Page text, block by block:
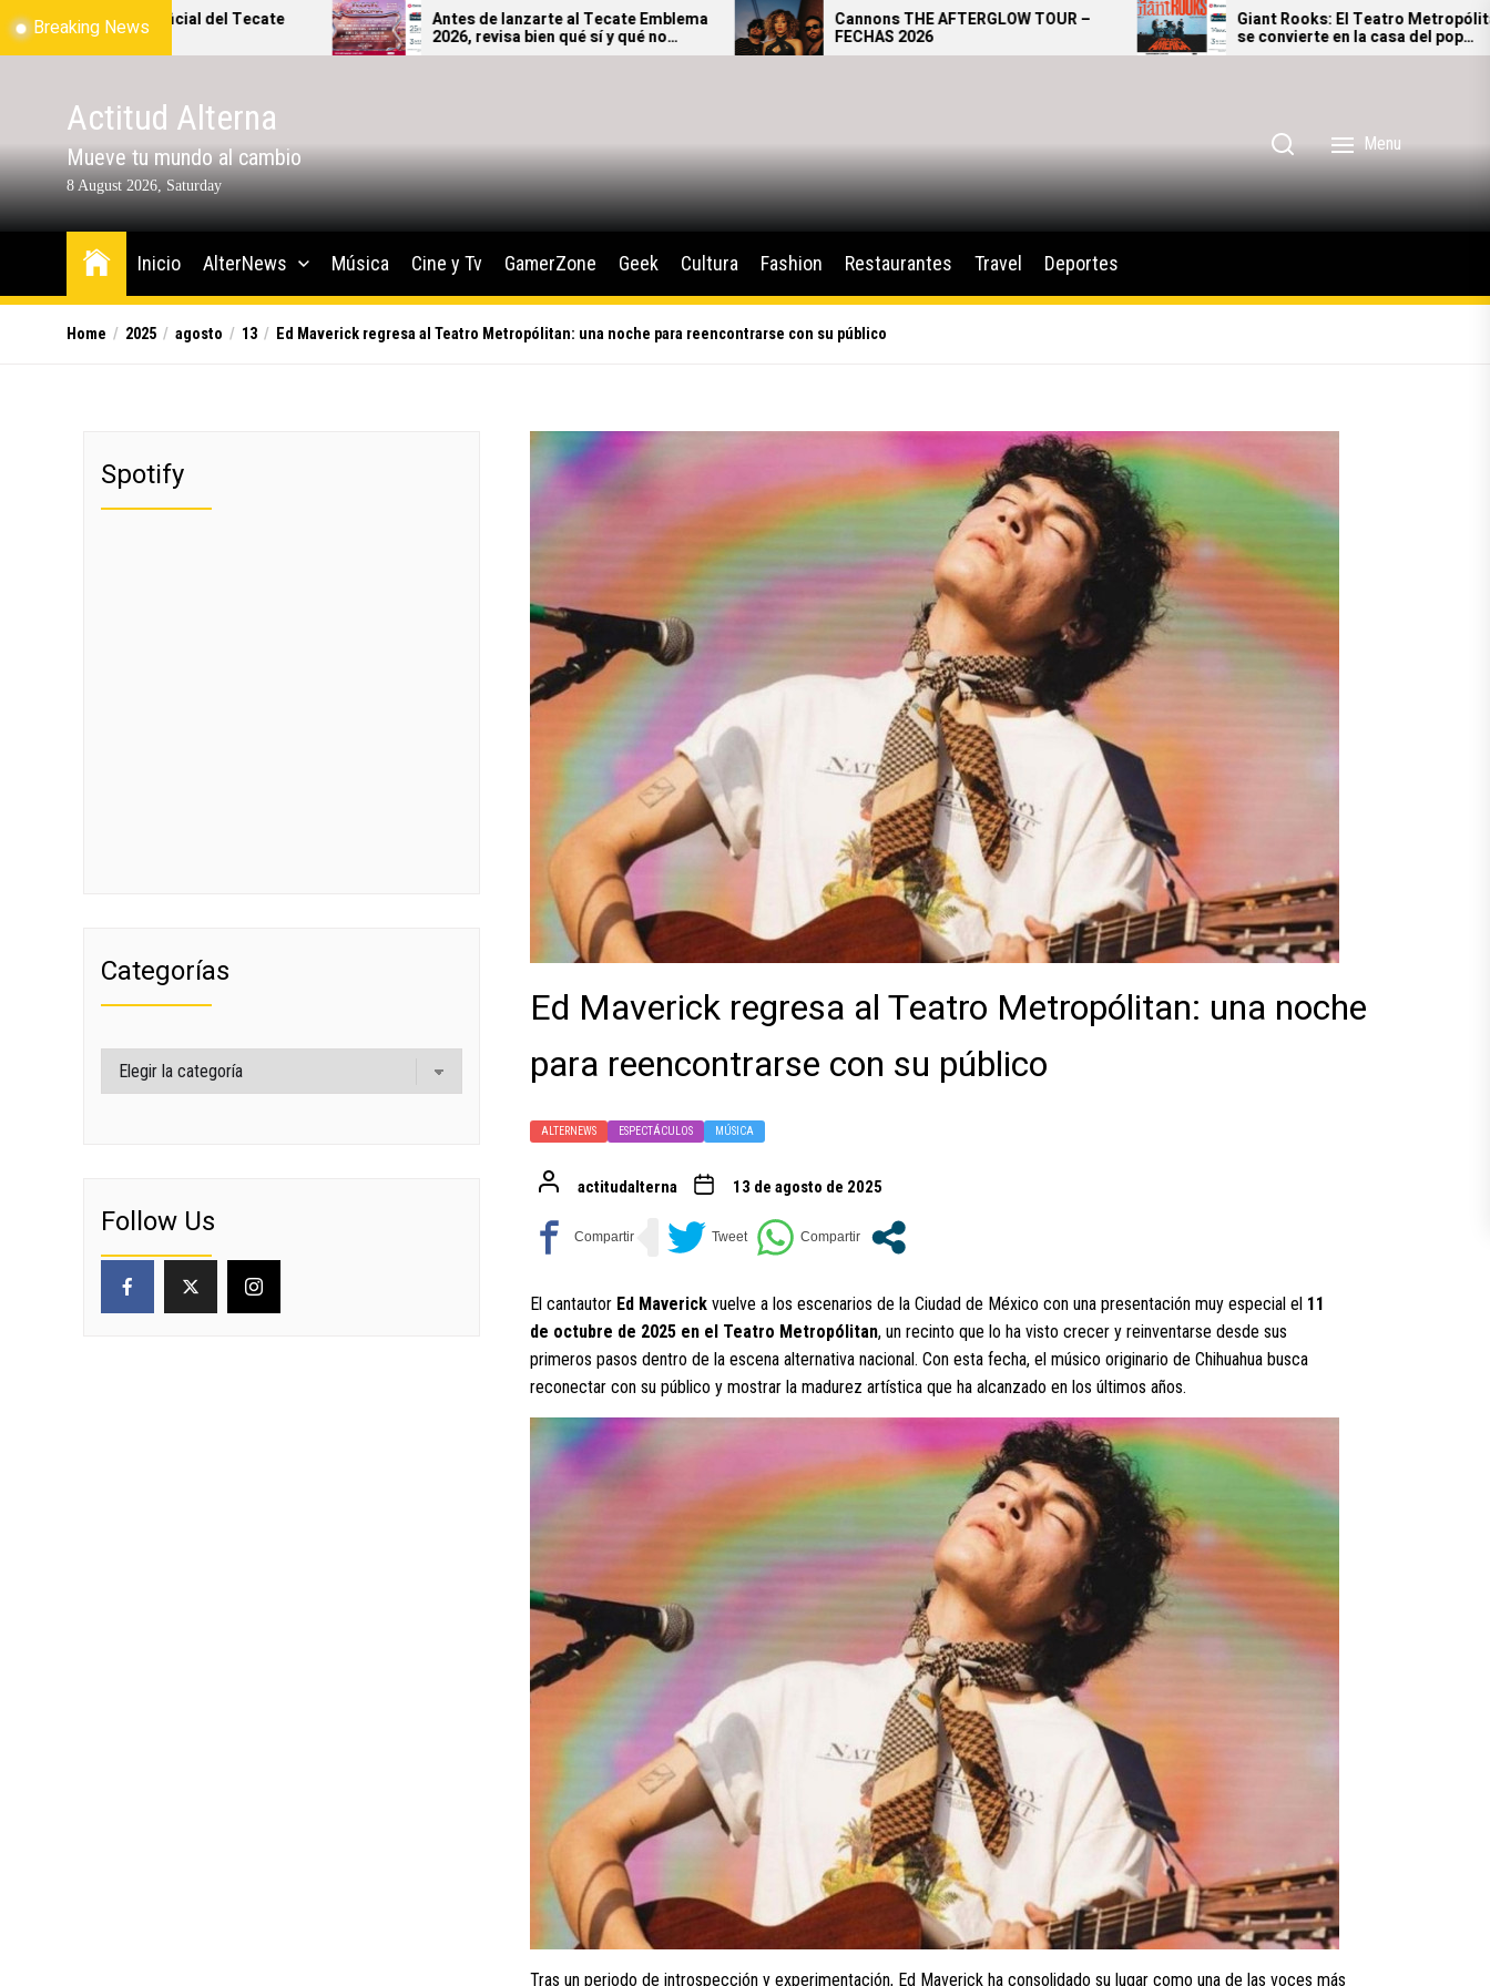
Skip
to
Breaking News
Tecate Antes de lanzarte al Tecate Emblema
2026, revisa bien qué sí y qué no
podrás ingresar al festival.
Cannons THE AFTERGLOW TOUR –
FECHAS 2026
Giant Rooks: El Teatro Metropólitan
se convierte en la casa del pop
alternativo alemán
Monster
México
Actitud Alterna
Mueve tu mundo al cambio
8 August 2026, Saturday
Menu
Inicio AlterNews Música Cine y Tv GamerZone Geek Cultura Fashion Restaurantes Travel Deportes
Home 2025 agosto 13 Ed Maverick regresa al Teatro Metropólitan: una noche para reencontrarse con su público
Ed Maverick regresa al Teatro Metropólitan: una noche
para reencontrarse con su público
ALTERNEWS ESPECTÁCULOS MÚSICA
actitudalterna 13 de agosto de 2025
El cantautor Ed Maverick vuelve a los escenarios de la Ciudad de México con una presentación muy especial el 11
de octubre de 2025 en el Teatro Metropólitan, un recinto que lo ha visto crecer y reinventarse desde sus
primeros pasos dentro de la escena alternativa nacional. Con esta fecha, el músico originario de Chihuahua busca
reconectar con su público y mostrar la madurez artística que ha alcanzado en los últimos años.
Tras un periodo de introspección y experimentación, Ed Maverick ha consolidado su lugar como una de las voces más
Spotify
Categorías
Categorías
Follow Us